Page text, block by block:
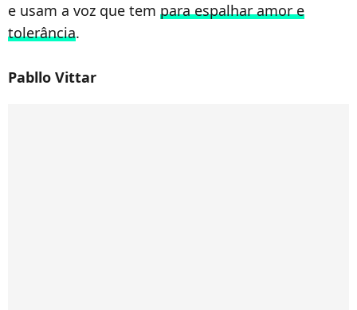
e usam a voz que tem para espalhar amor e
tolerância.
Pabllo Vittar